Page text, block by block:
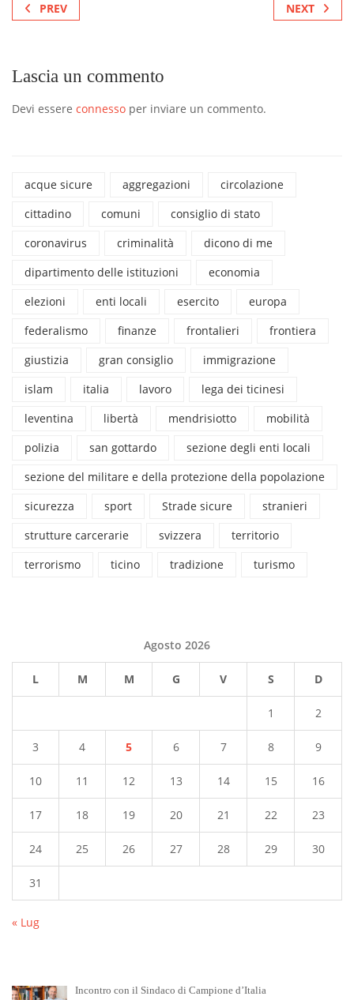
PREV NEXT
Lascia un commento
Devi essere connesso per inviare un commento.
acque sicure aggregazioni
circolazione
cittadino
comuni
consiglio di stato
coronavirus
criminalità
dicono di me
dipartimento delle istituzioni
economia
elezioni
enti locali esercito
europa
federalismo
finanze frontalieri
frontiera
giustizia
gran consiglio
immigrazione
islam
italia lavoro
lega dei ticinesi
leventina
libertà mendrisiotto
mobilità
polizia
san gottardo
sezione degli enti locali
sezione del militare e della protezione della popolazione
sicurezza
sport Strade sicure
stranieri
strutture carcerarie
svizzera
territorio
terrorismo
ticino tradizione turismo
Agosto 2026
L M M G V S D
1 2
3 4 5 6 7 8 9
10 11 12 13 14 15 16
17 18 19 20 21 22 23
24 25 26 27 28 29 30
31
« Lug
Incontro con il Sindaco di Campione d’Italia